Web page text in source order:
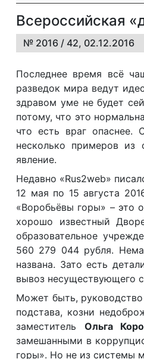
Всероссийская
№ 2016 / 42, 02.12.2016
Последнее время всё
разведок мира ведут
здравом уме не будет
потому, что это
что есть враг опаснее.
несколько примеров из
явление.
Недавно «Rus2web»
12 мая по 15 августа
«Воробьёвы горы» – это
хорошо известный
образовательное
560 279 044 рубля.
названа. Зато есть
вывоз несуществующего
Может быть,
подстава, козни
заместитель Ольга
замешанными в
горы». Но не из системы